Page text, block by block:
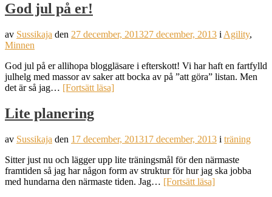
God jul på er!
av Sussikaja den 27 december, 201327 december, 2013 i Agility,
Minnen
God jul på er allihopa bloggläsare i efterskott! Vi har haft en fartfylld
julhelg med massor av saker att bocka av på ”att göra” listan. Men
det är så jag… [Fortsätt läsa]
Lite planering
av Sussikaja den 17 december, 201317 december, 2013 i träning
Sitter just nu och lägger upp lite träningsmål för den närmaste
framtiden så jag har någon form av struktur för hur jag ska jobba
med hundarna den närmaste tiden. Jag… [Fortsätt läsa]